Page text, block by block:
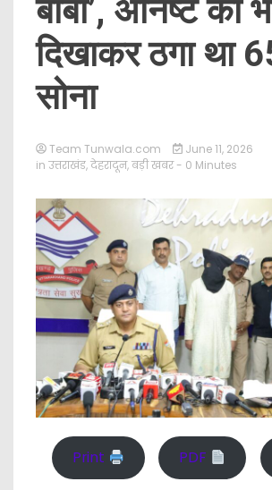
बाबा’, अनिष्ट का
दिखाकर ठगा था
सोना
Team Tunwala.com
June 11, 2026
in उत्तराखंड,देहरादून,बड़ी खबर - 0 Minutes
Print PDF